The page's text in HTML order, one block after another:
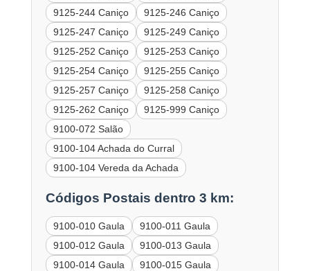
9125-244 Caniço
9125-246 Caniço
9125-247 Caniço
9125-249 Caniço
9125-252 Caniço
9125-253 Caniço
9125-254 Caniço
9125-255 Caniço
9125-257 Caniço
9125-258 Caniço
9125-262 Caniço
9125-999 Caniço
9100-072 Salão
9100-104 Achada do Curral
9100-104 Vereda da Achada
Códigos Postais dentro 3 km:
9100-010 Gaula
9100-011 Gaula
9100-012 Gaula
9100-013 Gaula
9100-014 Gaula
9100-015 Gaula